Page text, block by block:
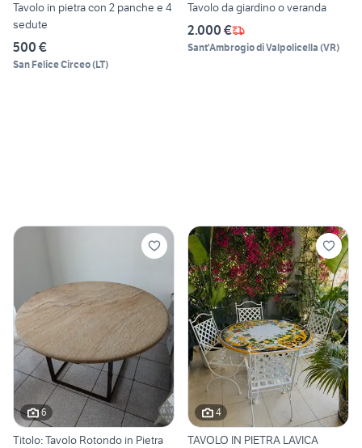
Tavolo in pietra con 2 panche e 4
sedute
500 €
San Felice Circeo(LT)
Tavolo da giardino o veranda
2.000 €
Sant'Ambrogio di Valpolicella (VR)
6
Titolo: Tavolo Rotondo in Pietra
4
TAVOLO IN PIETRA LAVICA